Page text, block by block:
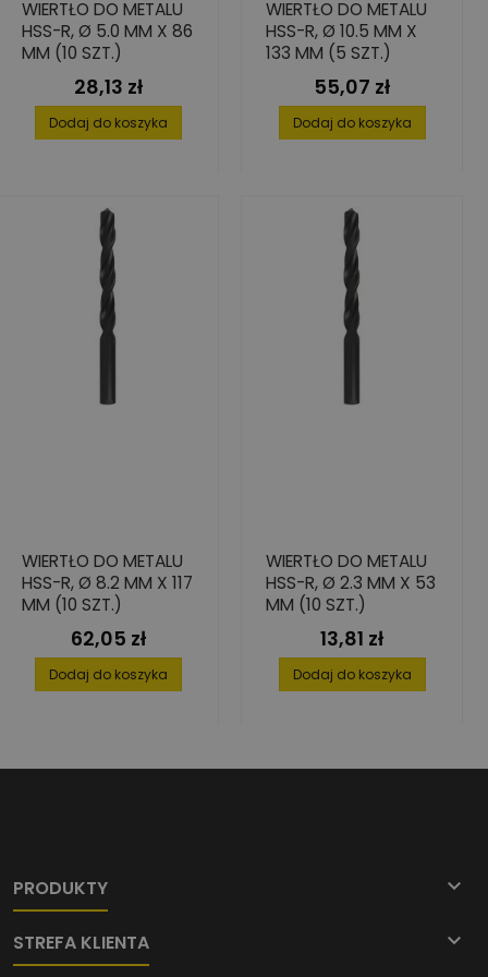
WIERTŁO DO METALU
HSS-R, Ø 5.0 MM X 86
MM (10 SZT.)
Cena
28,13 zł
Dodaj do koszyka
WIERTŁO DO METALU
HSS-R, Ø 10.5 MM X
133 MM (5 SZT.)
Cena
55,07 zł
Dodaj do koszyka
WIERTŁO DO METALU
HSS-R, Ø 8.2 MM X 117
MM (10 SZT.)
Cena
62,05 zł
Dodaj do koszyka
WIERTŁO DO METALU
HSS-R, Ø 2.3 MM X 53
MM (10 SZT.)
Cena
13,81 zł
Dodaj do koszyka
PRODUKTY 
STREFA KLIENTA 